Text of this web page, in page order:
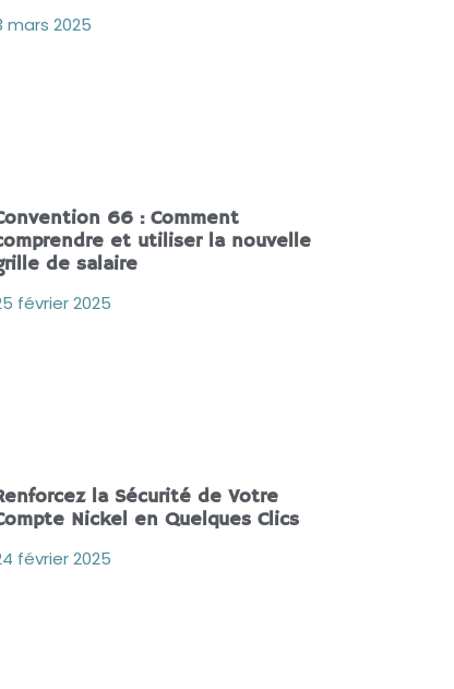
mars 2025
66 : Comment
et utiliser la nouvelle
de salaire
février 2025
la Sécurité de Votre
Nickel en Quelques Clics
février 2025